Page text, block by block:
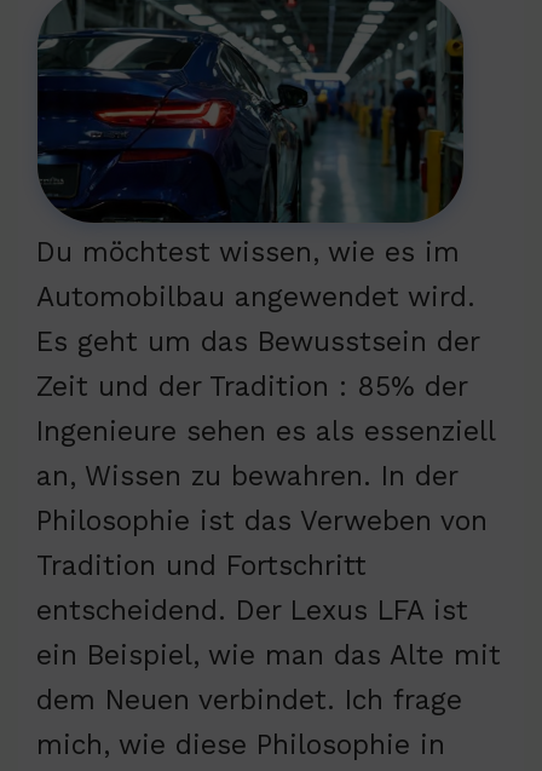
Du möchtest wissen, wie es im
Automobilbau angewendet wird.
Es geht um das Bewusstsein der
Zeit und der Tradition : 85% der
Ingenieure sehen es als essenziell
an, Wissen zu bewahren. In der
Philosophie ist das Verweben von
Tradition und Fortschritt
entscheidend. Der Lexus LFA ist
ein Beispiel, wie man das Alte mit
dem Neuen verbindet. Ich frage
mich, wie diese Philosophie in